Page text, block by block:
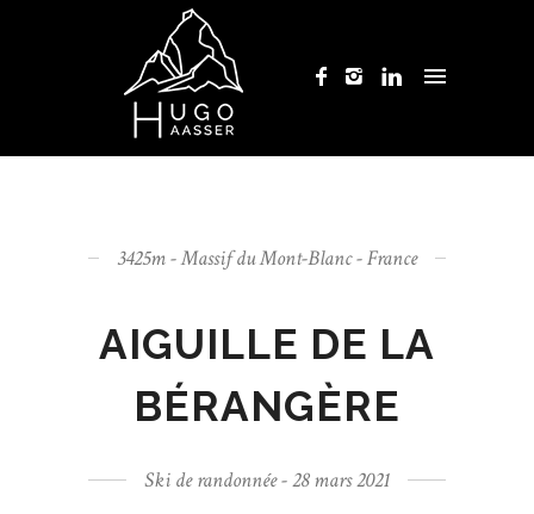
3425m - Massif du Mont-Blanc - France
AIGUILLE DE LA
BÉRANGÈRE
Ski de randonnée - 28 mars 2021